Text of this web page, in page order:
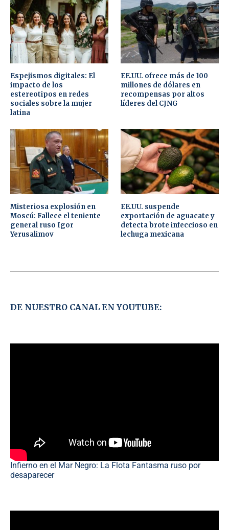
Espejismos digitales: El
impacto de los
estereotipos en redes
sociales sobre la mujer
latina
EE.UU. ofrece más de 100
millones de dólares en
recompensas por altos
líderes del CJNG
Misteriosa explosión en
Moscú: Fallece el teniente
general ruso Igor
Yerusalimov
EE.UU. suspende
exportación de aguacate y
detecta brote infeccioso en
lechuga mexicana
DE NUESTRO CANAL EN YOUTUBE:
Infierno en el Mar Negro: La Flota Fantasma ruso por
desaparecer